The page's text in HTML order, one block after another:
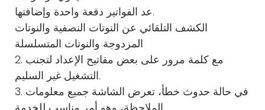
عد الفواتير دفعة واحدة وإضافتها.
الكشف التلقائي عن النوتات النصفية والنوتات
المزدوجة والنوتات المتسلسلة
2. مع كلمة مرور على بعض مفاتيح الإعداد لتجنب
التشغيل غير السليم.
3. في حالة حدوث خطأ، تعرض الشاشة جميع معلومات